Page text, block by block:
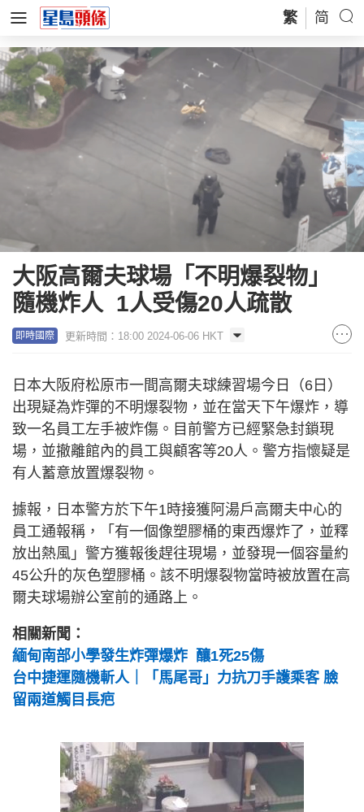
繁 简
大阪高爾夫球場「不明爆裂物」
隨機炸人 1人受傷20人疏散
即時國際 更新時間：18:00 2024-06-06 HKT
日本大阪府松原市一間高爾夫球練習場今日（6日）
出現疑為炸彈的不明爆裂物，並在當天下午爆炸，導
致一名員工左手被炸傷。目前警方已經緊急封鎖現
場，並撤離館內的員工與顧客等20人。警方指懷疑是
有人蓄意放置爆裂物。
據報，日本警方於下午1時接獲阿湯戶高爾夫中心的
員工通報稱，「有一個像塑膠桶的東西爆炸了，並釋
放出熱風」警方獲報後趕往現場，並發現一個容量約
45公升的灰色塑膠桶。該不明爆裂物當時被放置在高
爾夫球場辦公室前的通路上。
相關新聞：
緬甸南部小學發生炸彈爆炸 釀1死25傷
台中捷運隨機斬人｜「馬尾哥」力抗刀手護乘客 臉
留兩道觸目長疤